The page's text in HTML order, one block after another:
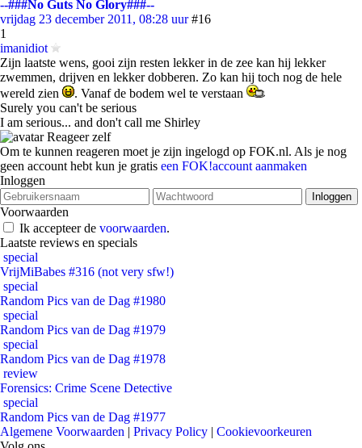
--###No Guts No Glory###--
vrijdag 23 december 2011, 08:28 uur #16
1
imanidiot
Zijn laatste wens, gooi zijn resten lekker in de zee kan hij lekker
zwemmen, drijven en lekker dobberen. Zo kan hij toch nog de hele
wereld zien
. Vanaf de bodem wel te verstaan
Surely you can't be serious
I am serious... and don't call me Shirley
Reageer zelf
Om te kunnen reageren moet je zijn ingelogd op FOK.nl. Als je nog
geen account hebt kun je gratis een FOK!account aanmaken
Inloggen
Voorwaarden
Ik accepteer de voorwaarden.
Laatste reviews en specials
special
VrijMiBabes #316 (not very sfw!)
special
Random Pics van de Dag #1980
special
Random Pics van de Dag #1979
special
Random Pics van de Dag #1978
review
Forensics: Crime Scene Detective
special
Random Pics van de Dag #1977
Algemene Voorwaarden | Privacy Policy | Cookievoorkeuren